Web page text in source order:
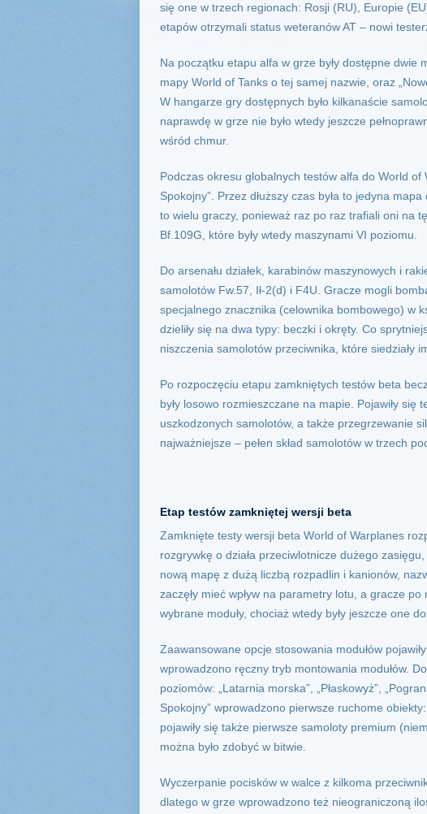
się one w trzech regionach: Rosji (RU), Europie
etapów otrzymali status weteranów AT – nowi
Na początku etapu alfa w grze były dostępne dwie
mapy World of Tanks o tej samej nazwie, oraz
W hangarze gry dostępnych było kilkanaście
naprawdę w grze nie było wtedy jeszcze
wśród chmur.
Podczas okresu globalnych testów alfa do World
Spokojny”. Przez dłuższy czas była to jedyna
to wielu graczy, ponieważ raz po raz trafiali oni na
Bf.109G, które były wtedy maszynami VI poziomu.
Do arsenału działek, karabinów maszynowych i
samolotów Fw.57, Ił-2(d) i F4U. Gracze mogli
specjalnego znacznika (celownika bombowego) w
dzieliły się na dwa typy: beczki i okręty. Co
niszczenia samolotów przeciwnika, które siedziały
Po rozpoczęciu etapu zamkniętych testów beta
były losowo rozmieszczane na mapie. Pojawiły
uszkodzonych samolotów, a także przegrzewanie
najważniejsze – pełen skład samolotów w trzech
Etap testów zamkniętej wersji beta
Zamknięte testy wersji beta World of Warplanes
rozgrywkę o działa przeciwlotnicze dużego
nową mapę z dużą liczbą rozpadlin i kanionów,
zaczęły mieć wpływ na parametry lotu, a gracze
wybrane moduły, chociaż wtedy były jeszcze one
Zaawansowane opcje stosowania modułów
wprowadzono ręczny tryb montowania modułów.
poziomów: „Latarnia morska”, „Płaskowyż”,
Spokojny” wprowadzono pierwsze ruchome
pojawiły się także pierwsze samoloty premium
można było zdobyć w bitwie.
Wyczerpanie pocisków w walce z kilkoma
dlatego w grze wprowadzono też nieograniczoną